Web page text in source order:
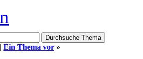
| Ein Thema vor »